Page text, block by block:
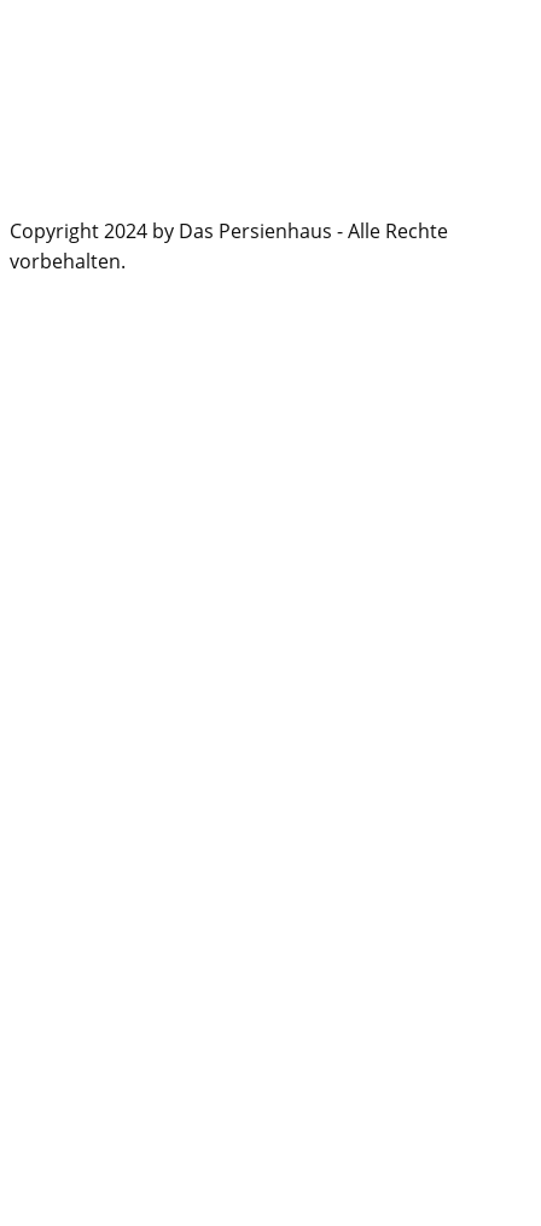
Copyright 2024 by Das Persienhaus - Alle Rechte
vorbehalten.